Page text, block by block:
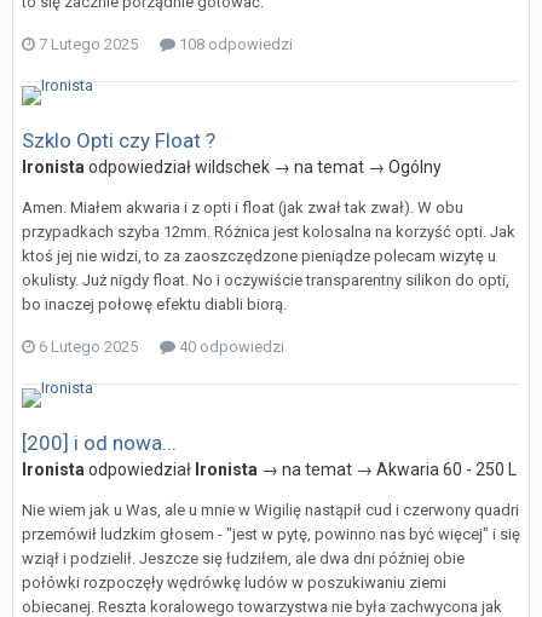
7 Lutego 2025 108 odpowiedzi
Szklo Opti czy Float ?
Ironista odpowiedziałwildschek → na temat → Ogólny
Amen. Miałem akwaria i z opti i float (jak zwał tak zwał). W obu
przypadkach szyba 12mm. Różnica jest kolosalna na korzyść opti. Jak
ktoś jej nie widzi, to za zaoszczędzone pieniądze polecam wizytę u
okulisty. Już nigdy float. No i oczywiście transparentny silikon do opti,
bo inaczej połowę efektu diabli biorą.
6 Lutego 2025 40 odpowiedzi
[200] i od nowa...
Ironista odpowiedział Ironista → na temat → Akwaria 60 - 250 L
Nie wiem jak u Was, ale u mnie w Wigilię nastąpił cud i czerwony quadri
przemówił ludzkim głosem - "jest w pytę, powinno nas być więcej" i się
wziął i podzielił. Jeszcze się łudziłem, ale dwa dni później obie
połówki rozpoczęły wędrówkę ludów w poszukiwaniu ziemi
obiecanej. Reszta koralowego towarzystwa nie była zachwycona jak